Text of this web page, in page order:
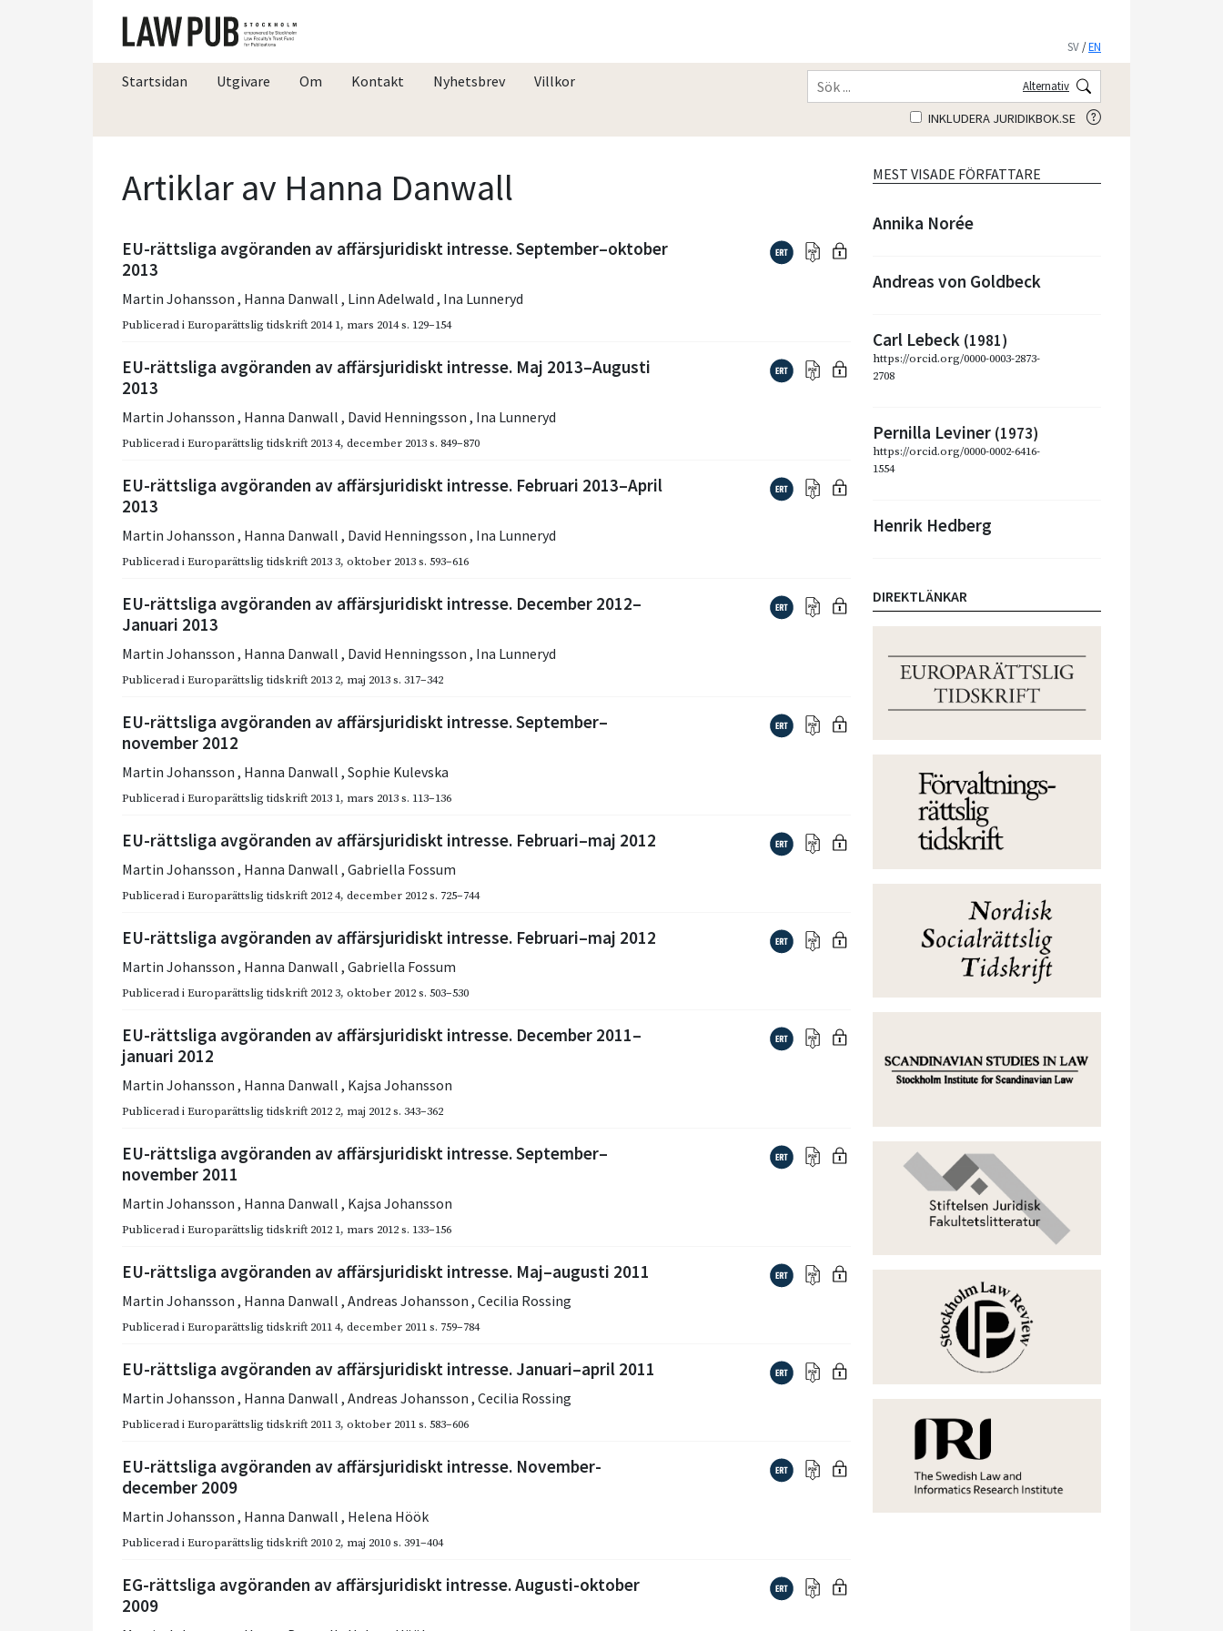
SV /EN
Startsidan Utgivare Om Kontakt Nyhetsbrev Villkor Alternativ
INKLUDERA JURIDIKBOK.SE
Artiklar av Hanna Danwall
EU-rättsliga avgöranden av affärsjuridiskt intresse. September–oktober
2013
Martin Johansson , Hanna Danwall , Linn Adelwald , Ina Lunneryd
Publicerad iEuroparättslig tidskrift 2014 1, mars 2014s. 129–154
EU-rättsliga avgöranden av affärsjuridiskt intresse. Maj 2013–Augusti
2013
Martin Johansson , Hanna Danwall , David Henningsson , Ina Lunneryd
Publicerad iEuroparättslig tidskrift 2013 4, december 2013s. 849–870
EU-rättsliga avgöranden av affärsjuridiskt intresse. Februari 2013–April
2013
Martin Johansson , Hanna Danwall , David Henningsson , Ina Lunneryd
Publicerad iEuroparättslig tidskrift 2013 3, oktober 2013s. 593–616
EU-rättsliga avgöranden av affärsjuridiskt intresse. December 2012–
Januari 2013
Martin Johansson , Hanna Danwall , David Henningsson , Ina Lunneryd
Publicerad iEuroparättslig tidskrift 2013 2, maj 2013s. 317–342
EU-rättsliga avgöranden av affärsjuridiskt intresse. September–
november 2012
Martin Johansson , Hanna Danwall , Sophie Kulevska
Publicerad iEuroparättslig tidskrift 2013 1, mars 2013s. 113–136
EU-rättsliga avgöranden av affärsjuridiskt intresse. Februari–maj 2012
Martin Johansson , Hanna Danwall , Gabriella Fossum
Publicerad iEuroparättslig tidskrift 2012 4, december 2012s. 725–744
EU-rättsliga avgöranden av affärsjuridiskt intresse. Februari–maj 2012
Martin Johansson , Hanna Danwall , Gabriella Fossum
Publicerad iEuroparättslig tidskrift 2012 3, oktober 2012s. 503–530
EU-rättsliga avgöranden av affärsjuridiskt intresse. December 2011–
januari 2012
Martin Johansson , Hanna Danwall , Kajsa Johansson
Publicerad iEuroparättslig tidskrift 2012 2, maj 2012s. 343–362
EU-rättsliga avgöranden av affärsjuridiskt intresse. September–
november 2011
Martin Johansson , Hanna Danwall , Kajsa Johansson
Publicerad iEuroparättslig tidskrift 2012 1, mars 2012s. 133–156
EU-rättsliga avgöranden av affärsjuridiskt intresse. Maj–augusti 2011
Martin Johansson , Hanna Danwall , Andreas Johansson , Cecilia Rossing
Publicerad iEuroparättslig tidskrift 2011 4, december 2011s. 759–784
EU-rättsliga avgöranden av affärsjuridiskt intresse. Januari–april 2011
Martin Johansson , Hanna Danwall , Andreas Johansson , Cecilia Rossing
Publicerad iEuroparättslig tidskrift 2011 3, oktober 2011s. 583–606
EU-rättsliga avgöranden av affärsjuridiskt intresse. November-
december 2009
Martin Johansson , Hanna Danwall , Helena Höök
Publicerad iEuroparättslig tidskrift 2010 2, maj 2010s. 391–404
EG-rättsliga avgöranden av affärsjuridiskt intresse. Augusti-oktober
2009
MEST VISADE FÖRFATTARE
Annika Norée
Andreas von Goldbeck
Carl Lebeck (1981)
https://orcid.org/0000-0003-2873-
2708
Pernilla Leviner (1973)
https://orcid.org/0000-0002-6416-
1554
Henrik Hedberg
DIREKTLÄNKAR